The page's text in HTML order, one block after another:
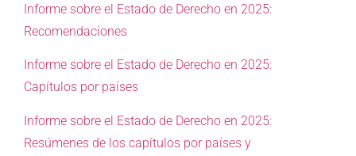
Informe sobre el Estado de Derecho en 2025:
Recomendaciones
Informe sobre el Estado de Derecho en 2025:
Capítulos por países
Informe sobre el Estado de Derecho en 2025:
Resúmenes de los capítulos por países y